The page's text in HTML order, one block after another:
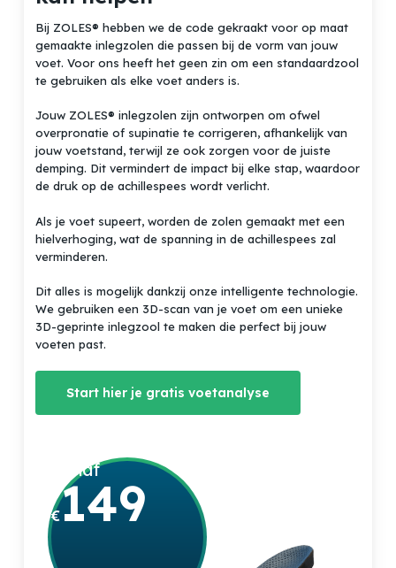
Bij ZOLES® hebben we de code gekraakt voor op maat
gemaakte inlegzolen die passen bij de vorm van jouw
voet. Voor ons heeft het geen zin om een standaardzool
te gebruiken als elke voet anders is.
Jouw ZOLES® inlegzolen zijn ontworpen om ofwel
overpronatie of supinatie te corrigeren, afhankelijk van
jouw voetstand, terwijl ze ook zorgen voor de juiste
demping. Dit vermindert de impact bij elke stap, waardoor
de druk op de achillespees wordt verlicht.
Als je voet supeert, worden de zolen gemaakt met een
hielverhoging, wat de spanning in de achillespees zal
verminderen.
Dit alles is mogelijk dankzij onze intelligente technologie.
We gebruiken een 3D-scan van je voet om een unieke
3D-geprinte inlegzool te maken die perfect bij jouw
voeten past.
Start hier je gratis voetanalyse
vanaf
€149